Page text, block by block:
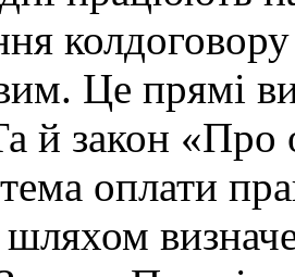
Це прямі
й закон «Про
оплати